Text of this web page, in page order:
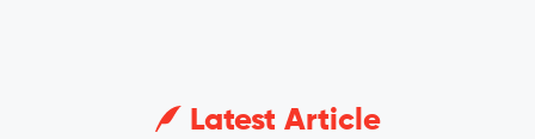
Latest Article